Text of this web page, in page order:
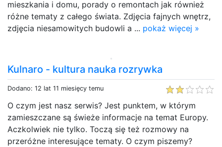
mieszkania i domu, porady o remontach jak również
różne tematy z całego świata. Zdjęcia fajnych wnętrz,
zdjęcia niesamowitych budowli a ... pokaż więcej »
Kulnaro - kultura nauka rozrywka
Dodano: 12 lat 11 miesięcy temu
O czym jest nasz serwis? Jest punktem, w którym
zamieszczane są świeże informacje na temat Europy.
Aczkolwiek nie tylko. Toczą się też rozmowy na
przeróżne interesujące tematy. O czym piszemy?